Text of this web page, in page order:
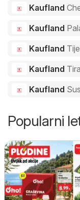
Kaufland
Kaufland
Kaufland
Kaufland
Kaufland
Popularni